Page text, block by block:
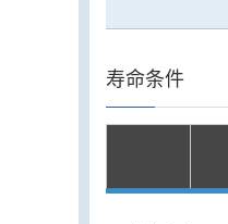
寿命条件